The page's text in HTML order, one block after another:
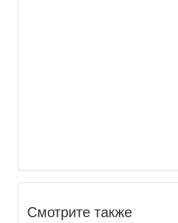
Смотрите также